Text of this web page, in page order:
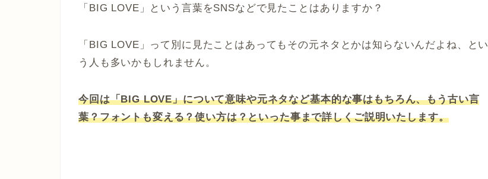
「BIG LOVE」という言葉をSNSなどで見たことはありますか？
「BIG LOVE」って別に見たことはあってもその元ネタとかは知らないんだよね、とい
う人も多いかもしれません。
今回は「BIG LOVE」について意味や元ネタなど基本的な事はもちろん、もう古い言
葉？フォントも変える？使い方は？といった事まで詳しくご説明いたします。